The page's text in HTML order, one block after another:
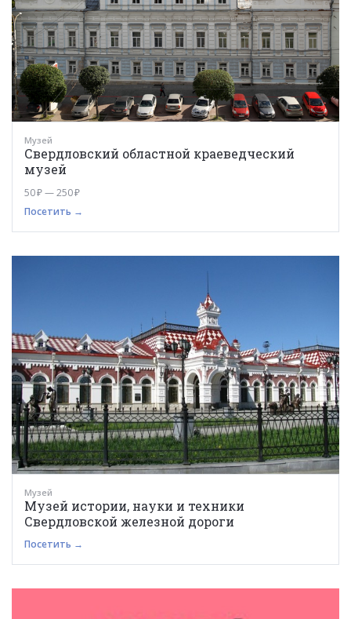
Музей
Свердловский областной краеведческий
музей
50 ₽ — 250 ₽
Посетить →
Музей
Музей истории, науки и техники
Свердловской железной дороги
Посетить →